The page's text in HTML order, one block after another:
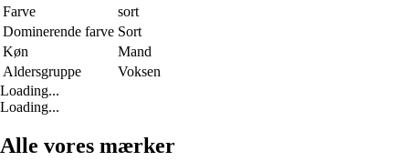
Farve
sort
Dominerende farve Sort
Køn
Mand
Aldersgruppe
Voksen
Loading...
Loading...
Alle vores mærker